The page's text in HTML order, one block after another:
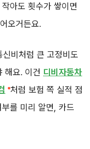
아도 횟수가 쌓이면
오거든요.
비처럼 큰 고정비도
해요. 이건 디비자동차
처럼 보험 쪽 실적 점
를 미리 알면, 카드